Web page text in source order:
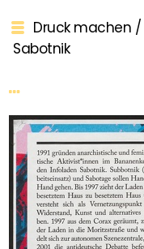
Druck machen /
Sabotnik